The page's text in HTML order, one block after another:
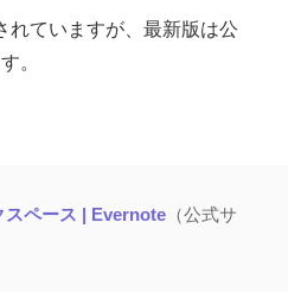
れていますが、最新版は公
。
スペース | Evernote （公式サ